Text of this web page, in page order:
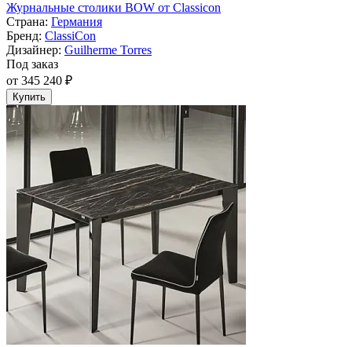
Журнальные столики BOW от Classicon
Страна: Германия
Бренд: ClassiСon
Дизайнер: Guilherme Torres
Под заказ
от 345 240 ₽
Купить